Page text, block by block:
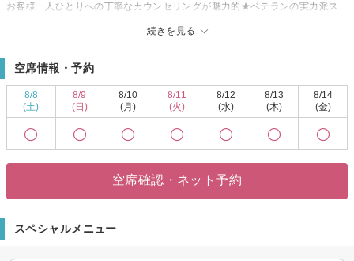
続きを見る
お客様一人ひとりへの丁寧なカウンセリングが魅力的★ベテランの実力派ス
空席情報・予約
8/8
(土)
8/9
(日)
8/10
(月)
8/11
(火)
8/12
(水)
8/13
(木)
8/14
(金)
空席確認・ネット予約
スペシャルメニュー